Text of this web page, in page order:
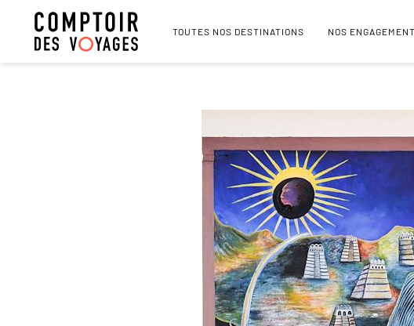
TOUTES NOS DESTINATIONS NOS